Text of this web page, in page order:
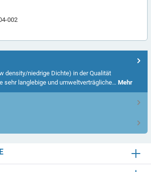
002
density/niedrige Dichte) in der Qualität
sehr langlebige und umweltverträgliche… Mehr